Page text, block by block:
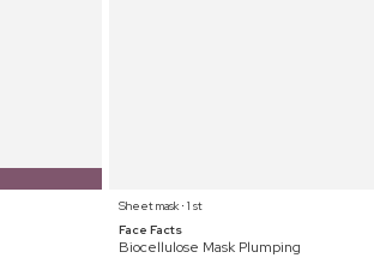
Sheet mask ⋅ 1 st
Face Facts
Biocellulose Mask Plumping